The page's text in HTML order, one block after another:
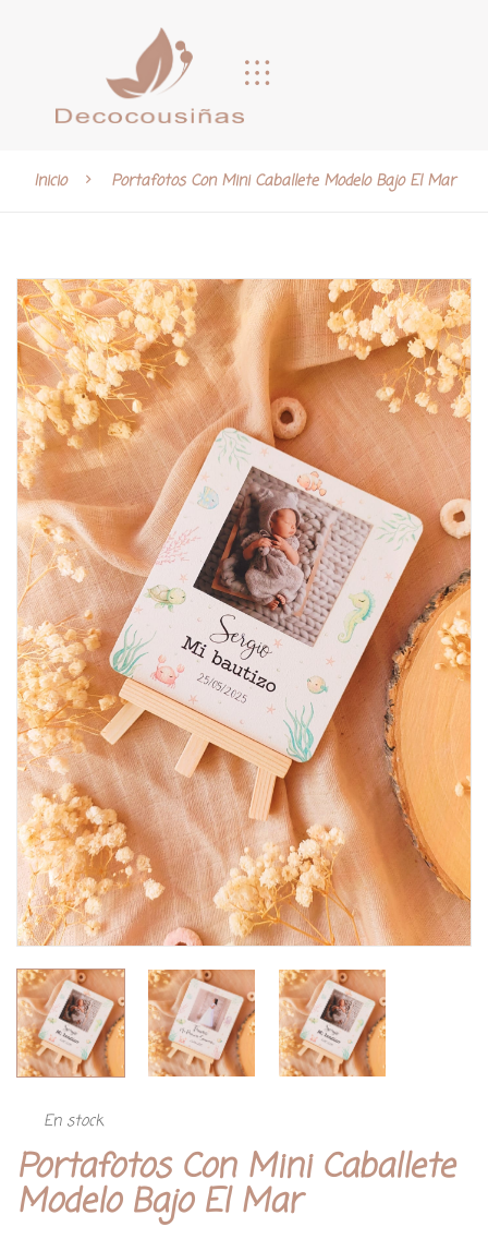
Inicio Portafotos Con Mini Caballete Modelo Bajo El Mar
En stock
Portafotos Con Mini Caballete
Modelo Bajo El Mar